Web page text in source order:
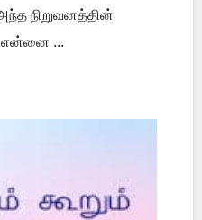
அந்த நிறுவனத்தின்
என்னை ...